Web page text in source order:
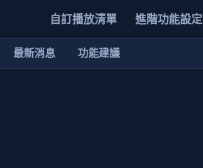
自訂播放清單 進階功能設定
最新消息 功能建議